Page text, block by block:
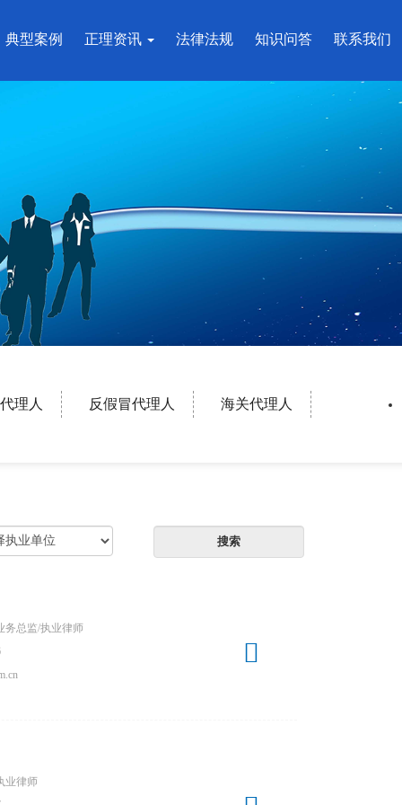
典型案例 正理资讯 法律法规 知识问答 联系我们
理人 反假冒代理人 海关代理人

务总监/执业律师
业律师